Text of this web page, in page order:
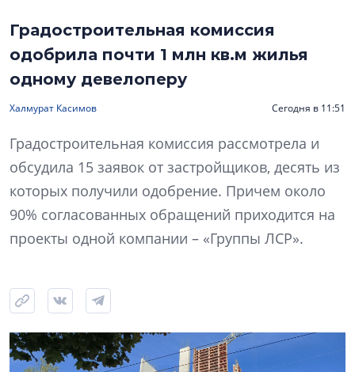
Градостроительная комиссия
одобрила почти 1 млн кв.м жилья
одному девелоперу
Халмурат Касимов Сегодня в 11:51
Градостроительная комиссия рассмотрела и
обсудила 15 заявок от застройщиков, десять из
которых получили одобрение. Причем около
90% согласованных обращений приходится на
проекты одной компании – «Группы ЛСР».